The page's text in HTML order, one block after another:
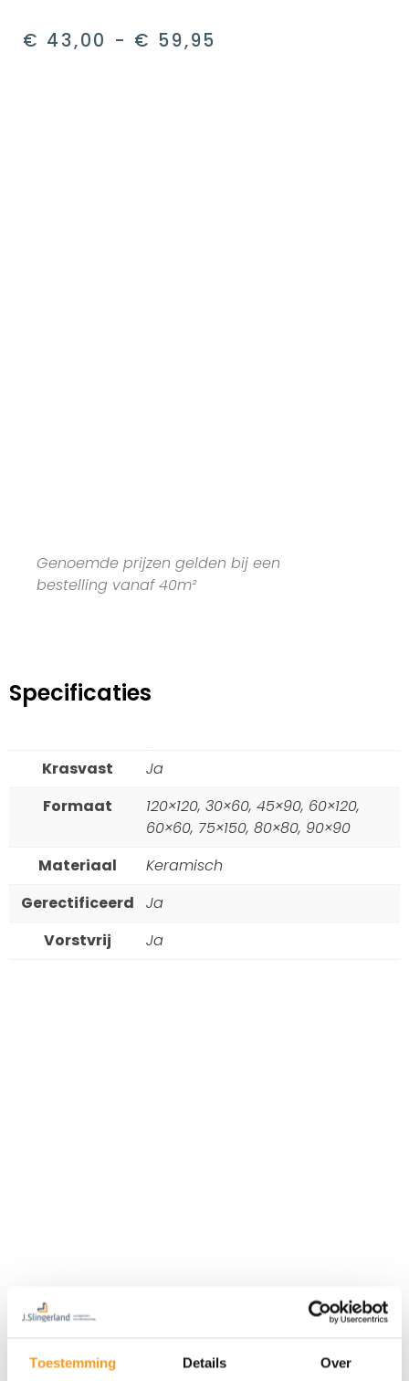
Toestemming Details Over
€ 43,00 - € 59,95
Genoemde prijzen gelden bij een
bestelling vanaf 40m²
Specificaties
Krasvast
Ja
Formaat
120×120, 30×60, 45×90, 60×120,
60×60, 75×150, 80×80, 90×90
Materiaal
Keramisch
Gerectificeerd
Ja
Vorstvrij
Ja